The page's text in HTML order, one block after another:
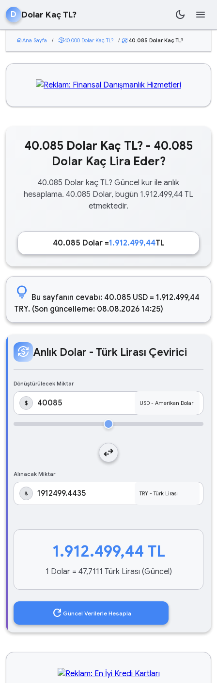
D Dolar Kaç TL? dark_mode menu
homeAna Sayfa / currency_exchange40.000 Dolar Kaç TL? / currency_exchange 40.085 Dolar Kaç TL?
40.085 Dolar Kaç TL? - 40.085
Dolar Kaç Lira Eder?
40.085 Dolar kaç TL? Güncel kur ile anlık
hesaplama. 40.085 Dolar, bugün 1.912.499,44 TL
etmektedir.
40.085 Dolar =1.912.499,44TL
lightbulb Bu sayfanın cevabı: 40.085 USD = 1.912.499,44
TRY. (Son güncelleme: 08.08.2026 14:25)
currency_exchange Anlık Dolar - Türk Lirası Çevirici
Dönüştürülecek Miktar
$
swap_horiz
Alınacak Miktar
₺
1.912.499,44 TL
1 Dolar = 47,7111 Türk Lirası (Güncel)
refresh Güncel Verilerle Hesapla